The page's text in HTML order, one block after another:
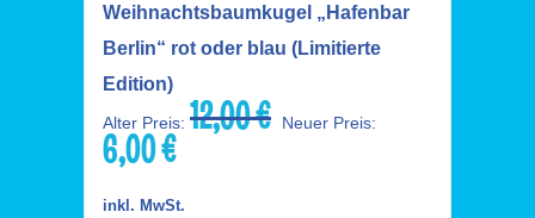
Weihnachtsbaumkugel „Hafenbar
Berlin“ rot oder blau (Limitierte
Edition)
Alter Preis: 12,00€
Ursprünglicher
Neuer Preis:
6,00€Aktueller
ist:
inkl. MwSt.